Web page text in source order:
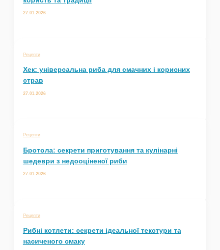
27.01.2026
Рецепти
Хек: універсальна риба для смачних і корисних
страв
27.01.2026
Рецепти
Бротола: секрети приготування та кулінарні
шедеври з недооціненої риби
27.01.2026
Рецепти
Рибні котлети: секрети ідеальної текстури та
насиченого смаку